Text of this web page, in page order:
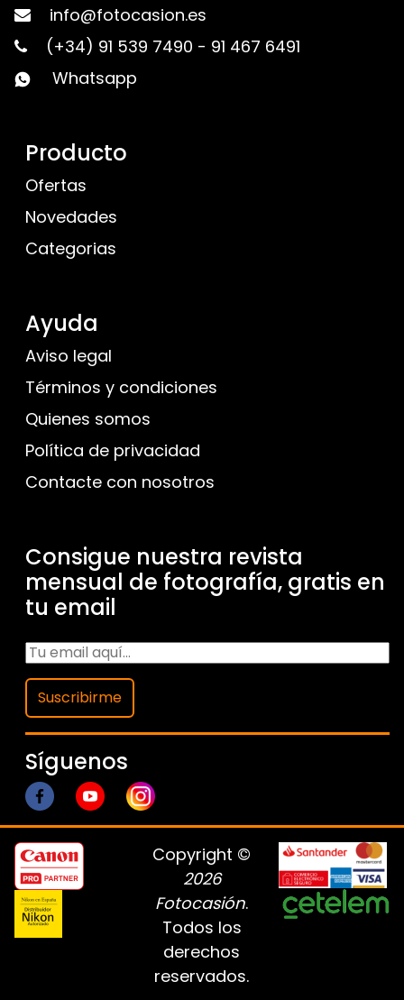
info@fotocasion.es
(+34) 91 539 7490 - 91 467 6491
Whatsapp
Producto
Ofertas
Novedades
Categorias
Ayuda
Aviso legal
Términos y condiciones
Quienes somos
Política de privacidad
Contacte con nosotros
Consigue nuestra revista
mensual de fotografía, gratis en
tu email
Suscribirme
Síguenos
Copyright ©
2026
Fotocasión.
Todos los
derechos
reservados.